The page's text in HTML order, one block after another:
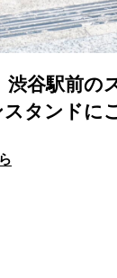
渋谷駅前の
タンドに